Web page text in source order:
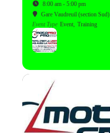
8:00 am - 5:00 pm
Gare Vaudreuil (section Sud)
Event Type Event, Training